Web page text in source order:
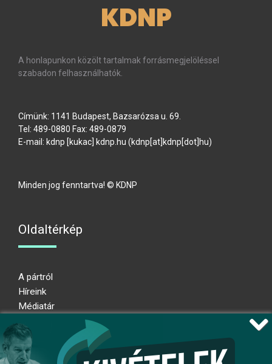
KDNP
A honlapunkon közölt tartalmak forrásmegjelöléssel
szabadon felhasználhatók.
Címünk: 1141 Budapest, Bazsarózsa u. 69.
Tel: 489-0880 Fax: 489-0879
E-mail: kdnp [kukac] kdnp hu (kdnp[at]kdnp[dot]hu)
Minden jog fenntartva! © KDNP
Oldaltérkép
A pártról
Híreink
Médiatár
Adatkezelési nyilatkozat
Átláthatósági nyilatkozat